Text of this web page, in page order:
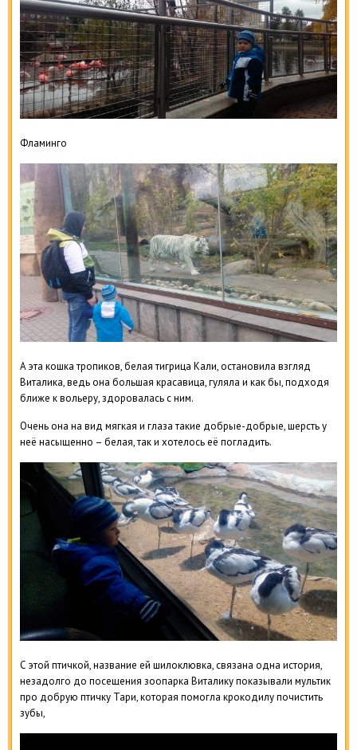
Фламинго
А эта кошка тропиков, белая тигрица Кали, остановила взгляд
Виталика, ведь она большая красавица, гуляла и как бы, подходя
ближе к вольеру, здоровалась с ним.
Очень она на вид мягкая и глаза такие добрые-добрые, шерсть у
неё насыщенно – белая, так и хотелось её погладить.
С этой птичкой, название ей шилоклювка, связана одна история,
незадолго до посещения зоопарка Виталику показывали мультик
про добрую птичку Тари, которая помогла крокодилу почистить
зубы,